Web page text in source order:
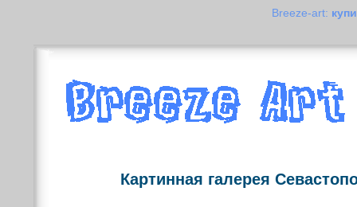
Breeze-art:
Картинная галерея